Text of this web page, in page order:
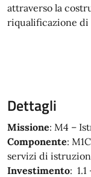
attraverso la
riqualificazione di
Dettagli
Missione: M4 –
Componente:
servizi di
Investimento: